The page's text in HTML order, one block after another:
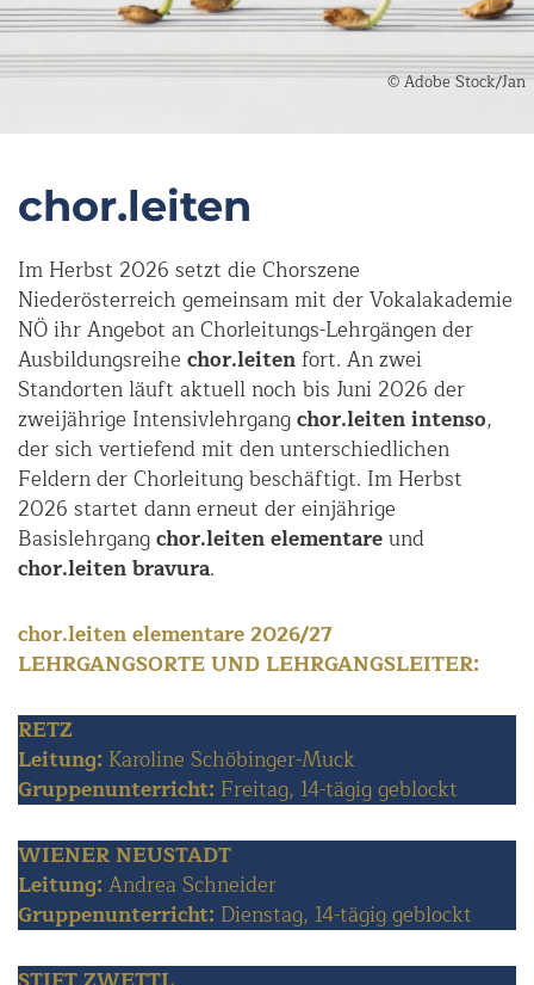
© Adobe Stock/Jan
chor.leiten
Im Herbst 2026 setzt die Chorszene
Niederösterreich gemeinsam mit der Vokalakademie
NÖ ihr Angebot an Chorleitungs-Lehrgängen der
Ausbildungsreihe chor.leitenfort. An zwei
Standorten läuft aktuell noch bis Juni 2026 der
zweijährige Intensivlehrgangchor.leiten intenso,
der sich vertiefend mit den unterschiedlichen
Feldern der Chorleitung beschäftigt. Im Herbst
2026 startet dann erneut der einjährige
Basislehrgangchor.leiten elementareund
chor.leiten bravura.
chor.leiten elementare 2026/27
LEHRGANGSORTE UND LEHRGANGSLEITER:
RETZ
Leitung: Karoline Schöbinger-Muck
Gruppenunterricht: Freitag, 14-tägig geblockt
WIENER NEUSTADT
Leitung: Andrea Schneider
Gruppenunterricht: Dienstag, 14-tägig geblockt